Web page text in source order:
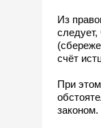
Из
счёт
При
законом.